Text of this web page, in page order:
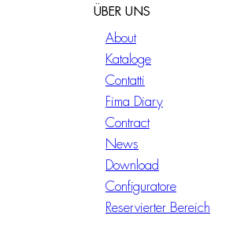
ÜBER UNS
About
Kataloge
Contatti
Fima Diary
Contract
News
Download
Configuratore
Reservierter Bereich